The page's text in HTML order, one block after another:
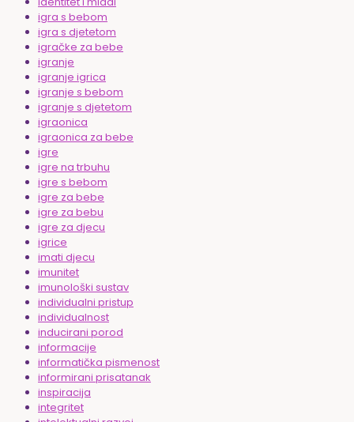
igra s bebom
igra s djetetom
igračke za bebe
igranje
igranje igrica
igranje s bebom
igranje s djetetom
igraonica
igraonica za bebe
igre
igre na trbuhu
igre s bebom
igre za bebe
igre za bebu
igre za djecu
igrice
imati djecu
imunitet
imunološki sustav
individualni pristup
individualnost
inducirani porod
informacije
informatička pismenost
informirani prisatanak
inspiracija
integritet